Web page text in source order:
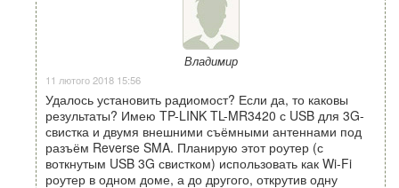
Владимир
11 лютого 2018 15:56
Удалось установить радиомост? Если да, то каковы
результаты? Имею TP-LINK TL-MR3420 с USB для 3G-
свистка и двумя внешними съёмными антеннами под
разъём Reverse SMA. Планирую этот роутер (с
воткнутым USB 3G свистком) использовать как Wi-Fi
роутер в одном доме, а до другого, открутив одну